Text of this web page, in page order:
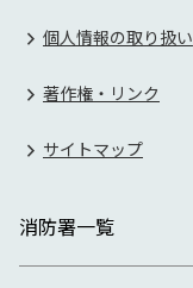
個人情報の取り扱い
著作権・リンク
サイトマップ
消防署一覧